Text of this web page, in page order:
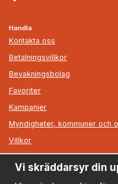
Handla
Kontakta oss
Betalningsvillkor
Bevakningsbolag
Favoriter
Kampanjer
Myndigheter, kommuner och
Villkor
Information
Om oss
Vi skräddarsyr din